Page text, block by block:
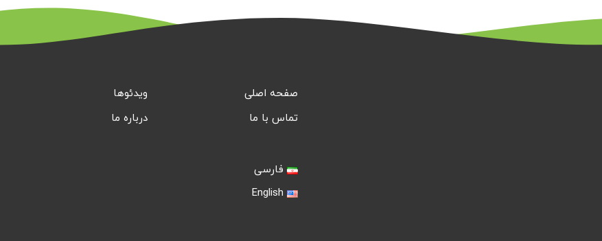
صفحه اصلی
ویدئوها
تماس با ما
درباره ما
فارسی
English